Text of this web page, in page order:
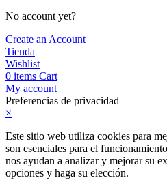
No account yet?
Create an Account
Tienda
Wishlist
0 items Cart
My account
Preferencias de privacidad
×
Este sitio web utiliza cookies para
son esenciales para el
nos ayudan a analizar y mejorar su
opciones y haga su elección.